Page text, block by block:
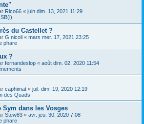
Rico66 « juin dim. 13, 2021 11:29
du Castellet ?
G.nicoli « mars mer. 17, 2021 23:25
phare
?
fernandeslop « août dim. 02, 2020 11:54
caphimat « juil. dim. 19, 2020 12:19
des Quads
Sym dans les Vosges
Stew83 « avr. jeu. 30, 2020 7:08
phare